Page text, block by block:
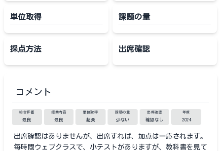
単位取得 課題の量
採点方法 出席確認
コメント
総合評価
最良
授業内容
最良
単位取得
超楽
課題の量
少ない
出席確認
確認なし
年度
2024
出席確認はありませんが、出席すれば、加点は一応されます。
毎時間ウェブクラスで、小テストがありますが、教科書を見て